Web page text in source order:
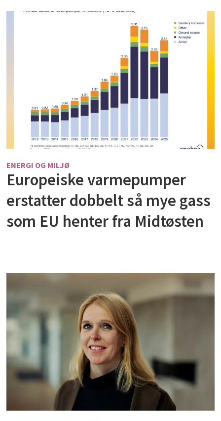
ENERGI OG MILJØ
Europeiske varmepumper
erstatter dobbelt så mye gass
som EU henter fra Midtøsten